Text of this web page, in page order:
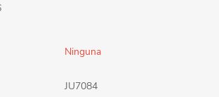
Ninguna
JU7084